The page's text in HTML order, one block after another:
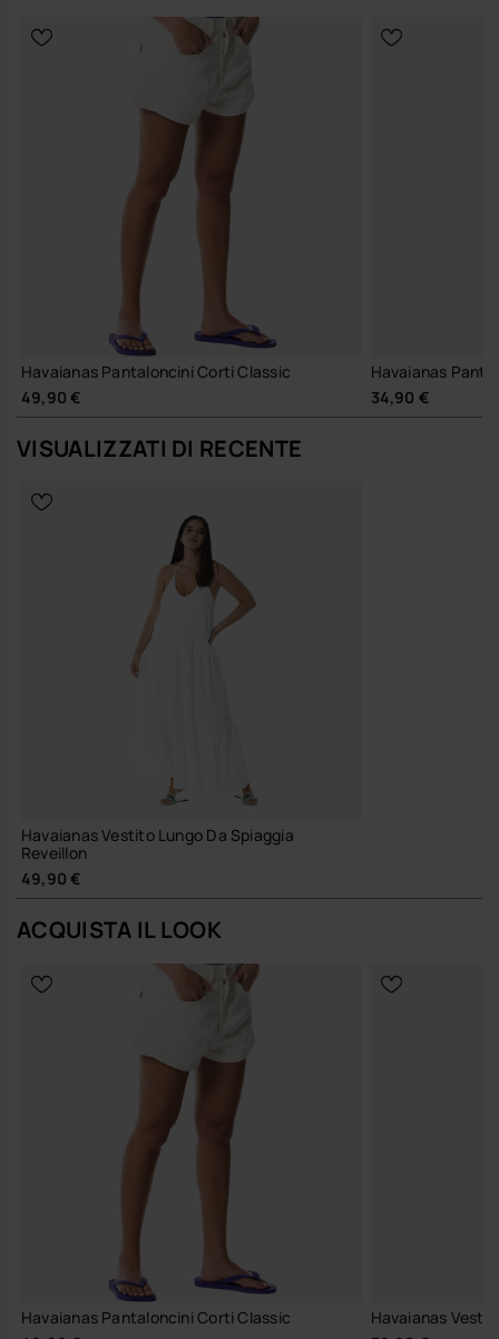
Havaianas Pantaloncini Corti Classic
49,90 €
Havaianas
34,90 €
VISUALIZZATI DI RECENTE
Havaianas Vestito Lungo Da Spiaggia
Reveillon
49,90 €
ACQUISTA IL LOOK
Havaianas Pantaloncini Corti Classic
Havaianas